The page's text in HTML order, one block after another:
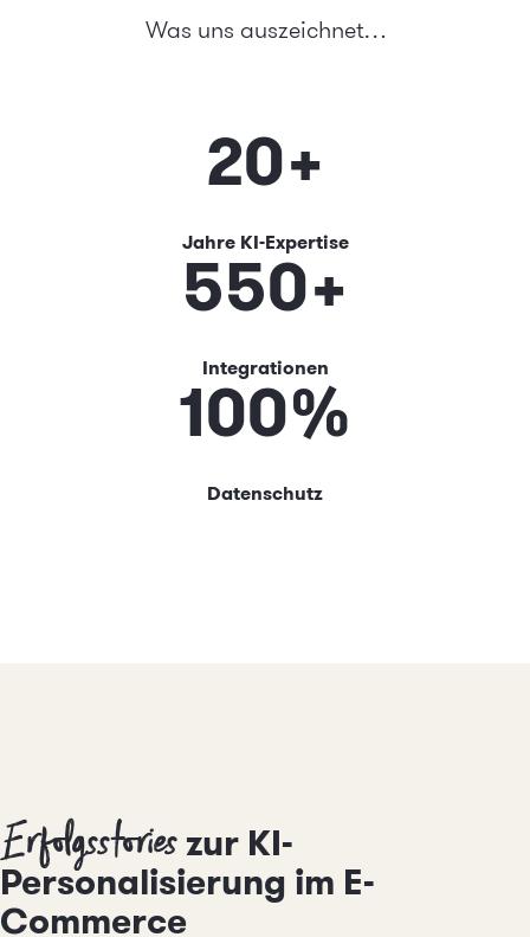
Was uns auszeichnet…
20+
Jahre KI-Expertise
550+
Integrationen
100%
Datenschutz
Erfolgsstorieszur KI-
Personalisierung im E-
Commerce